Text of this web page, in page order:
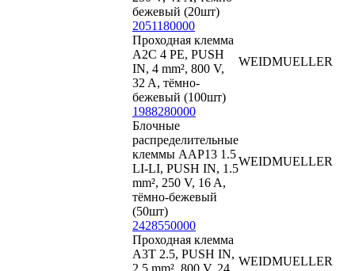
бежевый (20шт)
2051180000
Проходная клемма
A2C 4 PE, PUSH
IN, 4 mm², 800 V,
32 A, тёмно-
бежевый (100шт)
WEIDMUELLER
1988280000
Блочные
распределительные
клеммы AAP13 1.5
LI-LI, PUSH IN, 1.5
mm², 250 V, 16 A,
тёмно-бежевый
(50шт)
WEIDMUELLER
2428550000
Проходная клемма
A3T 2.5, PUSH IN,
2.5 mm², 800 V, 24
WEIDMUELLER